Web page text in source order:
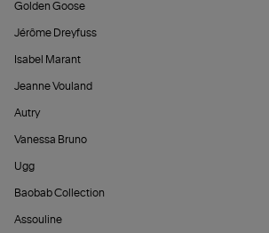
Golden Goose
Jérôme Dreyfuss
Isabel Marant
Jeanne Vouland
Autry
Vanessa Bruno
Ugg
Baobab Collection
Assouline